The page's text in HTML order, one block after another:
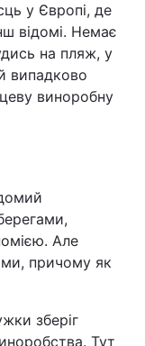
у Європі, де
відомі. Немає
на пляж, у
випадково
виноробну
Але
причому як
зберіг
Тут